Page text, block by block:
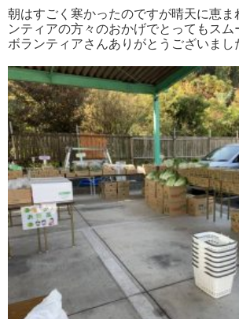
朝はすごく寒かったのですが晴天に恵ま
ンティアの方々のおかげでとってもスム
ボランティアさんありがとうございまし